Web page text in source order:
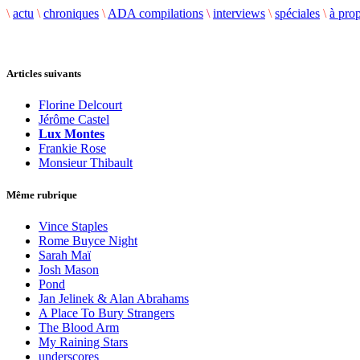
\ actu \ chroniques \ ADA compilations \ interviews \ spéciales \ à
Articles suivants
Florine Delcourt
Jérôme Castel
Lux Montes
Frankie Rose
Monsieur Thibault
Même rubrique
Vince Staples
Rome Buyce Night
Sarah Maï
Josh Mason
Pond
Jan Jelinek & Alan Abrahams
A Place To Bury Strangers
The Blood Arm
My Raining Stars
underscores